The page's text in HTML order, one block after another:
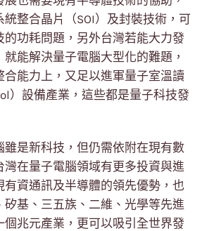
整合晶片（SOI）及封裝技術，可
的功耗問題，另外台灣若能大力發
能解決量子電腦大型化的難題，
合能力上，又足以進軍量子室溫讀
）設備產業，這些都是量子科技發
雖是新科技，但仍需依附在現有數
在量子電腦領域有更多投資與進
有資通訊及半導體的領先優勢，也
矽基、三五族、二維、光學等先進
個兆元產業，更可以吸引全世界發